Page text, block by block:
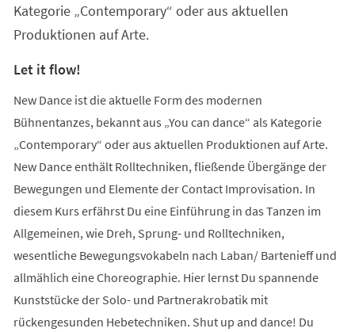
Kategorie „Contemporary“ oder aus aktuellen
Produktionen auf Arte.
Let it flow!
New Dance ist die aktuelle Form des modernen
Bühnentanzes, bekannt aus „You can dance“ als Kategorie
„Contemporary“ oder aus aktuellen Produktionen auf Arte.
New Dance enthält Rolltechniken, fließende Übergänge der
Bewegungen und Elemente der Contact Improvisation. In
diesem Kurs erfährst Du eine Einführung in das Tanzen im
Allgemeinen, wie Dreh, Sprung- und Rolltechniken,
wesentliche Bewegungsvokabeln nach Laban/ Bartenieff und
allmählich eine Choreographie. Hier lernst Du spannende
Kunststücke der Solo- und Partnerakrobatik mit
rückengesunden Hebetechniken. Shut up and dance! Du